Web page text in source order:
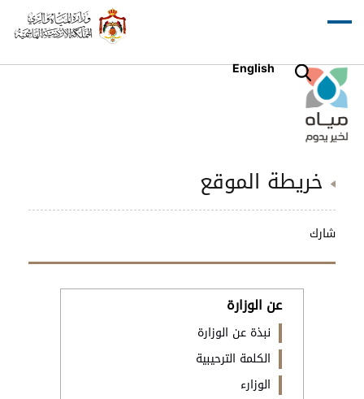
English
خريطة الموقع
شارك
عن الوزارة
نبذة عن الوزارة
الكلمة الترحيبية
الوزارء